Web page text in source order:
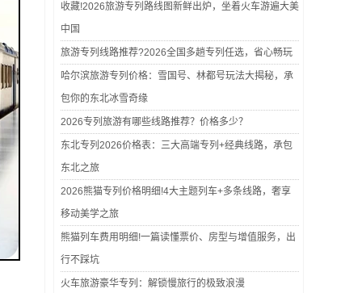
收藏!2026旅游专列路线图新鲜出炉，坐着火车游遍大美
中国
旅游专列线路推荐?2026全国多趟专列任选，省心畅玩
哈尔滨旅游专列价格：雪国号、林都号玩法大揭秘，承
包你的东北冰雪奇缘
2026专列旅游有哪些线路推荐？价格多少？
东北专列2026价格表：三大高端专列+经典线路，承包
东北之旅
2026熊猫专列价格明细!4大主题列车+多条线路，奢享
移动美学之旅
熊猫列车费用明细!一篇读懂票价、房型与增值服务，出
行不踩坑
火车旅游豪华专列：解锁慢旅行的极致浪漫